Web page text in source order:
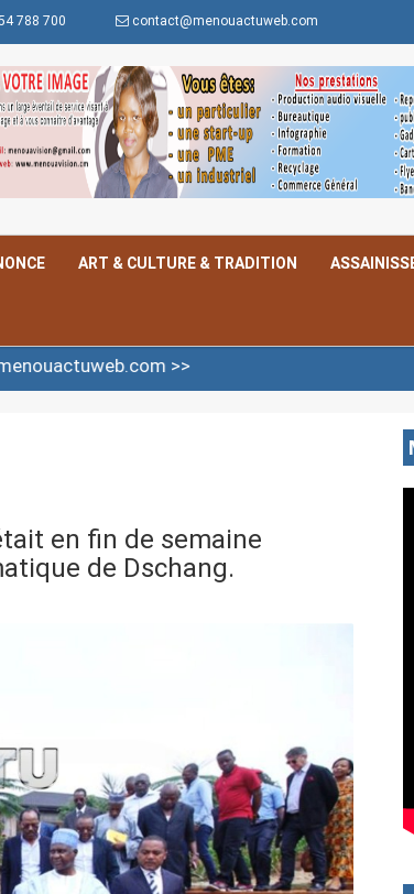
788 700 contact@menouactuweb.com
ART & CULTURE & TRADITION
>>
en fin de semaine
de Dschang.